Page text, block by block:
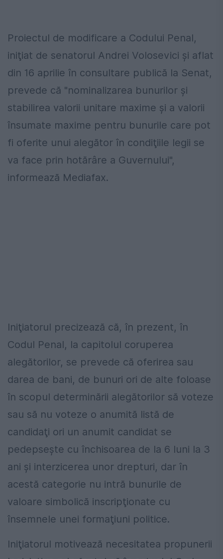
Proiectul de modificare a Codului Penal,
iniţiat de senatorul Andrei Volosevici şi aflat
din 16 aprilie în consultare publică la Senat,
prevede că "nominalizarea bunurilor şi
stabilirea valorii unitare maxime şi a valorii
însumate maxime pentru bunurile care pot
fi oferite unui alegător în condiţiile legii se
va face prin hotărâre a Guvernului",
informează Mediafax.
Iniţiatorul precizează că, în prezent, în
Codul Penal, la capitolul coruperea
alegătorilor, se prevede că oferirea sau
darea de bani, de bunuri ori de alte foloase
în scopul determinării alegătorilor să voteze
sau să nu voteze o anumită listă de
candidaţi ori un anumit candidat se
pedepseşte cu închisoarea de la 6 luni la 3
ani şi interzicerea unor drepturi, dar în
acestă categorie nu intră bunurile de
valoare simbolică inscripţionate cu
însemnele unei formaţiuni politice.
Iniţiatorul motivează necesitatea propunerii